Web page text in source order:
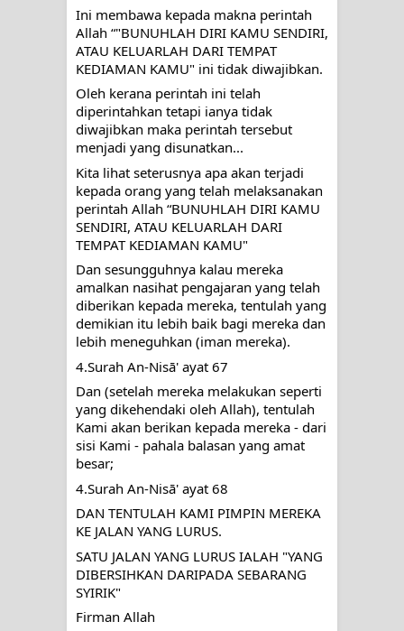
Ini membawa kepada makna perintah
Allah “"BUNUHLAH DIRI KAMU SENDIRI,
ATAU KELUARLAH DARI TEMPAT
KEDIAMAN KAMU" ini tidak diwajibkan.
Oleh kerana perintah ini telah
diperintahkan tetapi ianya tidak
diwajibkan maka perintah tersebut
menjadi yang disunatkan...
Kita lihat seterusnya apa akan terjadi
kepada orang yang telah melaksanakan
perintah Allah “BUNUHLAH DIRI KAMU
SENDIRI, ATAU KELUARLAH DARI
TEMPAT KEDIAMAN KAMU"
Dan sesungguhnya kalau mereka
amalkan nasihat pengajaran yang telah
diberikan kepada mereka, tentulah yang
demikian itu lebih baik bagi mereka dan
lebih meneguhkan (iman mereka).
4.Surah An-Nisā' ayat 67
Dan (setelah mereka melakukan seperti
yang dikehendaki oleh Allah), tentulah
Kami akan berikan kepada mereka - dari
sisi Kami - pahala balasan yang amat
besar;
4.Surah An-Nisā' ayat 68
DAN TENTULAH KAMI PIMPIN MEREKA
KE JALAN YANG LURUS.
SATU JALAN YANG LURUS IALAH "YANG
DIBERSIHKAN DARIPADA SEBARANG
SYIRIK"
Firman Allah